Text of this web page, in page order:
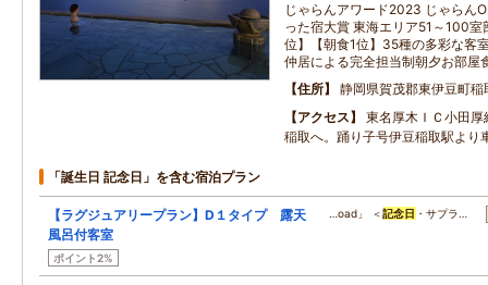
じゃらんアワード2023 じゃらん
った宿大賞 東海エリア51～100
位】【朝食1位】35種の多彩な客
仲居による完全担当制朝夕お部屋
住所
静岡県賀茂郡東伊豆町稲
アクセス
東名厚木ＩＣ小田
稲取へ。踊り子号伊豆稲取駅より
「誕生日 記念日」を含む宿泊プラン
【ラグジュアリープラン】D１タイプ 露天
風呂付客室
ポイント2%
…oad」 ＜記念日 ・サプラ…